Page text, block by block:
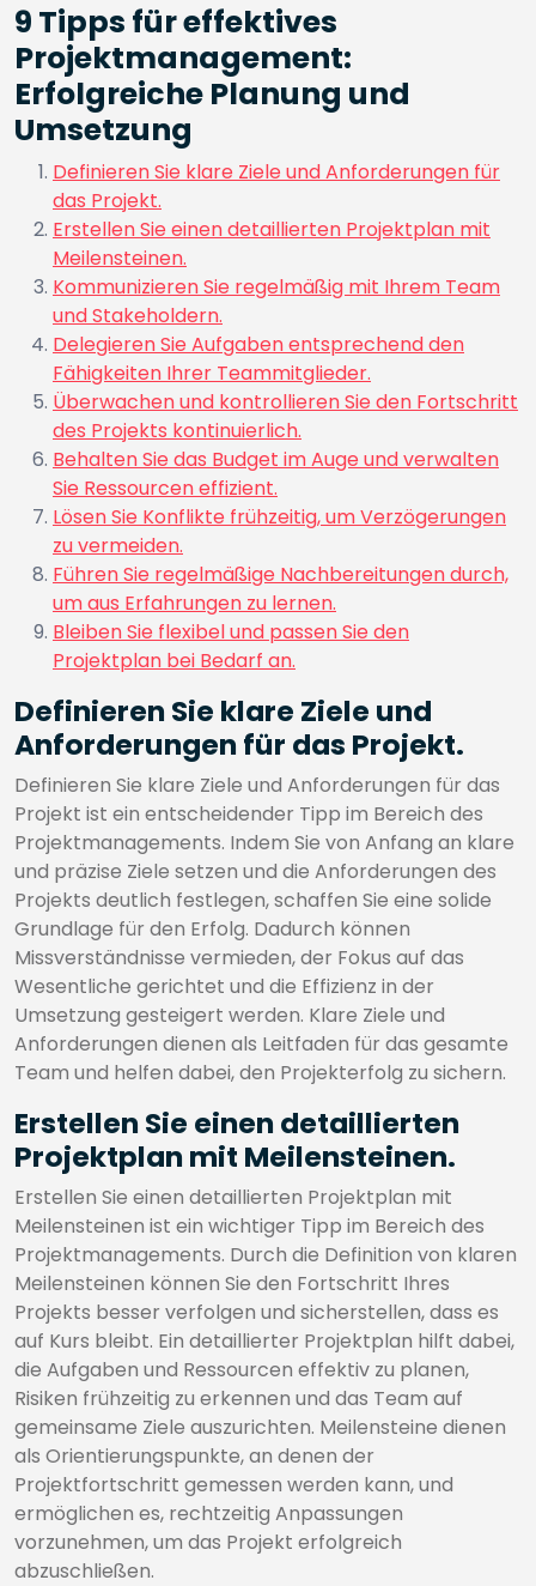
9 Tipps für effektives
Projektmanagement:
Erfolgreiche Planung und
Umsetzung
Definieren Sie klare Ziele und Anforderungen für
das Projekt.
Erstellen Sie einen detaillierten Projektplan mit
Meilensteinen.
Kommunizieren Sie regelmäßig mit Ihrem Team
und Stakeholdern.
Delegieren Sie Aufgaben entsprechend den
Fähigkeiten Ihrer Teammitglieder.
Überwachen und kontrollieren Sie den Fortschritt
des Projekts kontinuierlich.
Behalten Sie das Budget im Auge und verwalten
Sie Ressourcen effizient.
Lösen Sie Konflikte frühzeitig, um Verzögerungen
zu vermeiden.
Führen Sie regelmäßige Nachbereitungen durch,
um aus Erfahrungen zu lernen.
Bleiben Sie flexibel und passen Sie den
Projektplan bei Bedarf an.
Definieren Sie klare Ziele und
Anforderungen für das Projekt.
Definieren Sie klare Ziele und Anforderungen für das
Projekt ist ein entscheidender Tipp im Bereich des
Projektmanagements. Indem Sie von Anfang an klare
und präzise Ziele setzen und die Anforderungen des
Projekts deutlich festlegen, schaffen Sie eine solide
Grundlage für den Erfolg. Dadurch können
Missverständnisse vermieden, der Fokus auf das
Wesentliche gerichtet und die Effizienz in der
Umsetzung gesteigert werden. Klare Ziele und
Anforderungen dienen als Leitfaden für das gesamte
Team und helfen dabei, den Projekterfolg zu sichern.
Erstellen Sie einen detaillierten
Projektplan mit Meilensteinen.
Erstellen Sie einen detaillierten Projektplan mit
Meilensteinen ist ein wichtiger Tipp im Bereich des
Projektmanagements. Durch die Definition von klaren
Meilensteinen können Sie den Fortschritt Ihres
Projekts besser verfolgen und sicherstellen, dass es
auf Kurs bleibt. Ein detaillierter Projektplan hilft dabei,
die Aufgaben und Ressourcen effektiv zu planen,
Risiken frühzeitig zu erkennen und das Team auf
gemeinsame Ziele auszurichten. Meilensteine dienen
als Orientierungspunkte, an denen der
Projektfortschritt gemessen werden kann, und
ermöglichen es, rechtzeitig Anpassungen
vorzunehmen, um das Projekt erfolgreich
abzuschließen.